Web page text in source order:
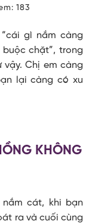
183
gì nắm càng
chặt”, trong
vậy. Chị em càng
lại càng có xu
KHÔNG
cát, khi bạn
ra và cuối cùng